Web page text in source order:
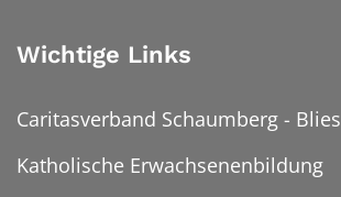
Wichtige Links
Caritasverband Schaumberg - Blies
Katholische Erwachsenenbildung